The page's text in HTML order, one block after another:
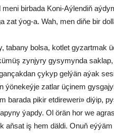
bir­ba­da Ko­ni-Aý­len­diň
zat ýo­g-a. Wah, men di­ňe bir
ta­ba­ny bol­sa, kot­let gy­zart­mak
zyn­jy­ry gy­sy­myn­da
çy­kyp gel­ýän aýak
ýö­ne­keý­je zat­lar üçi­nem
ba­ra­da pi­kir et­di­re­we­ri» di­ýip,
ýap­dy. Ol örän hor we
aň­sat iş hem däl­di. Onuň